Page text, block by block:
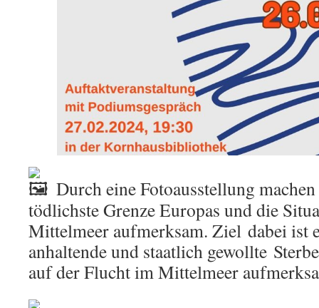
Durch eine Fotoausstellung
tödlichste Grenze Europas und die
Mittelmeer aufmerksam. Ziel dabei ist
anhaltende und staatlich gewollte
auf der Flucht im Mittelmeer